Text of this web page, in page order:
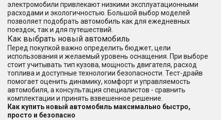
электромобили привлекают низкими эксплуатационными
расходами и экологичностью. Большой выбор моделей
позволяет подобрать автомобиль как для ежедневных
поездок, так и для путешествий.
Как выбрать новый автомобиль
Перед покупкой важно определить бюджет, цели
использования и желаемый уровень оснащения. При выборе
стоит учитывать тип кузова, мощность двигателя, расход
топлива и доступные технологии безопасности. Тест-драйв
помогает оценить динамику, комфорт и управляемость
автомобиля, а консультация специалистов - сравнить
комплектации и принять взвешенное решение.
Как купить новый автомобиль максимально быстро,
просто и безопасно